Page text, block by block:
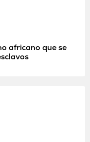
africano que se